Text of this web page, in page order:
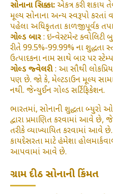
સોનાના સિક્કા: એકત્ર કરી શકાય
મૂલ્ય સોનાના અન્ય સ્વરૂપો કરતાં
પહેલા અધિકૃતતા કાળજીપૂર્વક
ગોલ્ડ બાર: ઇન્વેસ્ટમેન્ટ
રીતે 99.5%-99.99% ના
ઉત્પાદકના નામ સાથે બાર પર
ગોલ્ડ જ્વેલરી: આ સૌથી
પણ છે. જો કે, મેલ્ટડાઉન મૂલ્ય
નથી. જેન્યુઈન ગોલ્ડ સર્ટિફિકેશન.
ભારતમાં, સોનાની શુદ્ધતા બ્યુરો ઓફ
દ્વારા પ્રમાણિત કરવામાં આવે છે,
તરીકે વ્યાખ્યાયિત કરવામાં આવે
કાયદેસરતા માટે હંમેશા
આપવામાં આવે છે.
ગ્રામ દીઠ સોનાની કિંમત